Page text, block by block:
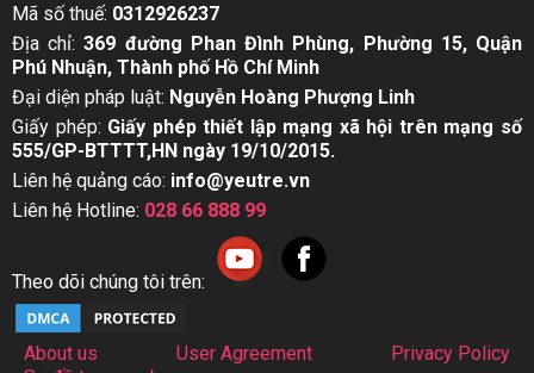
Mã số thuế: 0312926237
Địa chỉ:369 đường Phan Đình Phùng, Phường 15, Quận
Phú Nhuận, Thành phố Hồ Chí Minh
Đại diện pháp luật: Nguyễn Hoàng Phượng Linh
Giấy phép: Giấy phép thiết lập mạng xã hội trên mạng số
555/GP-BTTTT,HN ngày 19/10/2015.
Liên hệ quảng cáo: info@yeutre.vn
Liên hệ Hotline: 028 66 888 99
Theo dõi chúng tôi trên:
About us User Agreement
Privacy Policy